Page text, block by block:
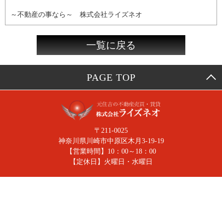
～不動産の事なら～ 株式会社ライズネオ
一覧に戻る
PAGE TOP
〒211-0025
神奈川県川崎市中原区木月3-19-19
【営業時間】10：00～18：00
【定休日】火曜日・水曜日